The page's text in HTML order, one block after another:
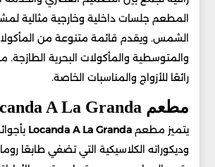
المطعم جلسات داخلية وخارجية مثالية
الشمس. ويقدم قائمة متنوعة من
والمتوسطية والمأكولات البحرية الطازجة.
رائعًا للأزواج والمناسبات الخاصة.
مطعم Locanda A La Granda
يتميز مطعمLocanda A La Granda
وديكوراته الكلاسيكية التي تضفي طابعًا